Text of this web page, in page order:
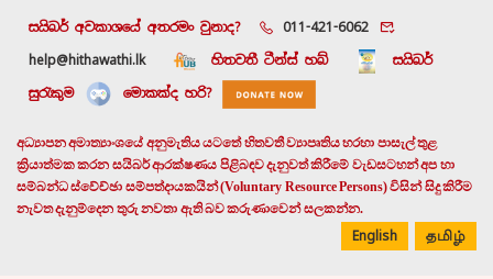
සයිබර් අවකාශයේ අතරමං වුනාද?
011-421-6062
help@hithawathi.lk
හිතවතී ටීන්ස් හබ්
සයිබර්
සුරැකුම
මොකක්ද හරි?
අධ්‍යාපන අමාත්‍යාංශයේ අනුමැතිය යටතේ හිතවතී ව්‍යාපෘතිය හරහා පාසැල් තුළ
ක්‍රියාත්මක කරන සයිබර් ආරක්ෂණය පිළිබඳව දැනුවත් කිරීමේ වැඩසටහන් අප හා
සම්බන්ධ ස්වේච්ඡා සම්පත්දායකයින් (Voluntary Resource Persons) විසින් සිදු කිරීම
නැවත දැනුම්දෙන තුරු නවතා ඇති බව කරුණාවෙන් සලකන්න.
English தமிழ்